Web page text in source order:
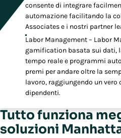
consente di integrare
automazione facilitando la
Associates e i nostri partner
Labor Management – Labor
gamification basata sui dati,
tempo reale e programmi
premi per andare oltre la
lavoro, raggiungendo un
dipendenti.
Tutto funziona
soluzioni